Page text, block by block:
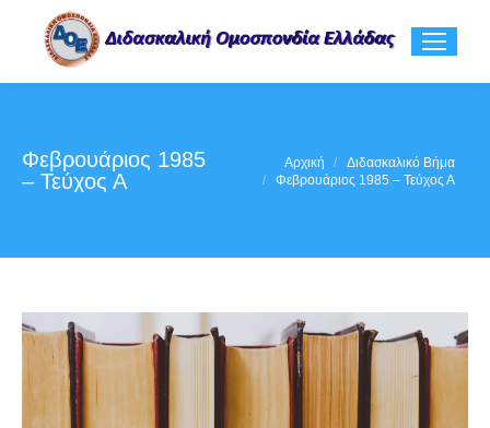
Φεβρουάριος 1985
– Τεύχος Α
You are here:Αρχική
Διδασκαλικό Βήμα
Φεβρουάριος 1985 – Τεύχος Α